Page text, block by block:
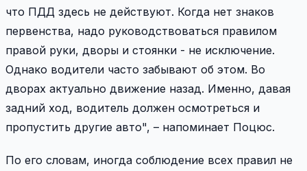
что ПДД здесь не действуют. Когда нет знаков
первенства, надо руководствоваться правилом
правой руки, дворы и стоянки - не исключение.
Однако водители часто забывают об этом. Во
дворах актуально движение назад. Именно, давая
задний ход, водитель должен осмотреться и
пропустить другие авто", – напоминает Поцюс.
По его словам, иногда соблюдение всех правил не